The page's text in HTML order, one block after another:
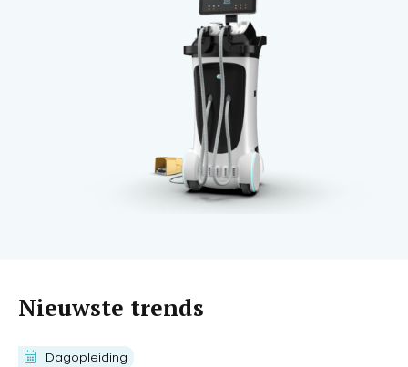
Nieuwste trends
Dagopleiding
Cursus Brow Mapping